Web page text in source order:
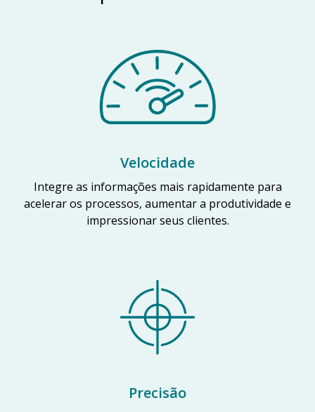
Velocidade
Integre as informações mais rapidamente para
acelerar os processos, aumentar a produtividade e
impressionar seus clientes.
Precisão